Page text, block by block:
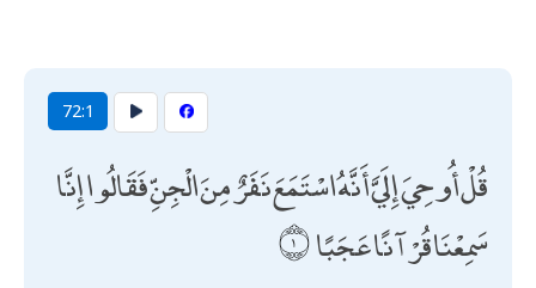
72:1
قُلْ أُوحِيَ إِلَيَّ أَنَّهُ اسْتَمَعَ نَفَرٌ مِنَ الْجِنِّ فَقَالُوا إِنَّا
سَمِعْنَا قُرْآنًا عَجَبًا